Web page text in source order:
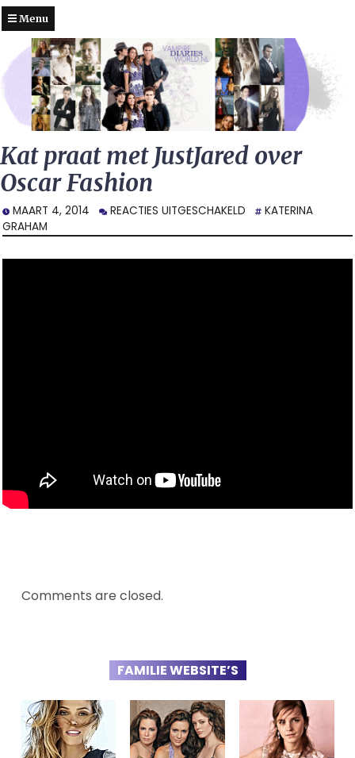
Menu
Kat praat met JustJared over
Oscar Fashion
MAART 4, 2014 REACTIES UITGESCHAKELD VOOR
PRAAT
MET
KATERINA
GRAHAM
Comments are closed.
FAMILIE WEBSITE’S